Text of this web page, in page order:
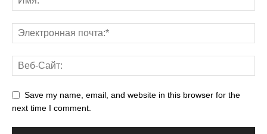
Save my name, email, and website in this browser for the
next time I comment.